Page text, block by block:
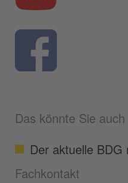
Das könnte Sie
Der aktuelle BDG
Fachkontakt